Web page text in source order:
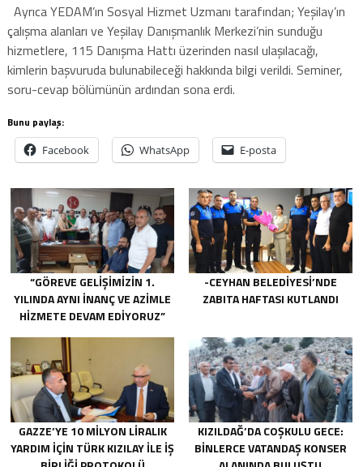
Ayrıca YEDAM’ın Sosyal Hizmet Uzmanı tarafından; Yeşilay’ın
çalışma alanları ve Yeşilay Danışmanlık Merkezi’nin sunduğu
hizmetlere, 115 Danışma Hattı üzerinden nasıl ulaşılacağı,
kimlerin başvuruda bulunabileceği hakkında bilgi verildi. Seminer,
soru-cevap bölümünün ardından sona erdi.
Bunu paylaş:
Facebook WhatsApp E-posta
“GÖREVE GELIŞIMIZIN 1.
YILINDA AYNI INANÇ VE AZIMLE
HIZMETE DEVAM EDIYORUZ”
-CEYHAN BELEDIYESI’NDE
ZABITA HAFTASI KUTLANDI
GAZZE’YE 10 MILYON LIRALIK
YARDIM IÇIN TÜRK KIZILAY ILE IŞ
KIZILDAĞ’DA COŞKULU GECE:
BINLERCE VATANDAŞ KONSER